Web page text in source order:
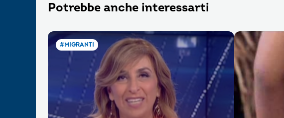
Potrebbe anche interessarti
#MIGRANTI